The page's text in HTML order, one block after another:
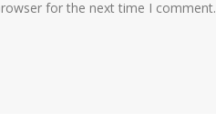
for the next time I comment.